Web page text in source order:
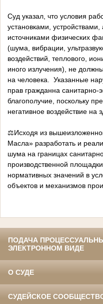
Суд указал, что условия
установками,
источниками физических
(шума, вибрации,
воздействий, теплового,
иного излучения), не
на человека. Указанные
прав гражданна санитарно-
благополучие, поскольку
негативное воздействие на
⚖️Исходя из
Масла» разработать и
шума на границах
производственной
нормативных значений в
объектов и механизмов
ПОДАЧА
ЭЛЕКТРОННОМ ВИДЕ
О СУДЕ
СУДЕЙСКОЕ